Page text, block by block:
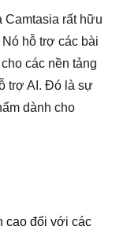
Camtasia rất hữu
hỗ trợ các bài
các nền tảng
trợ AI. Đó là sự
dành cho
cao đối với các